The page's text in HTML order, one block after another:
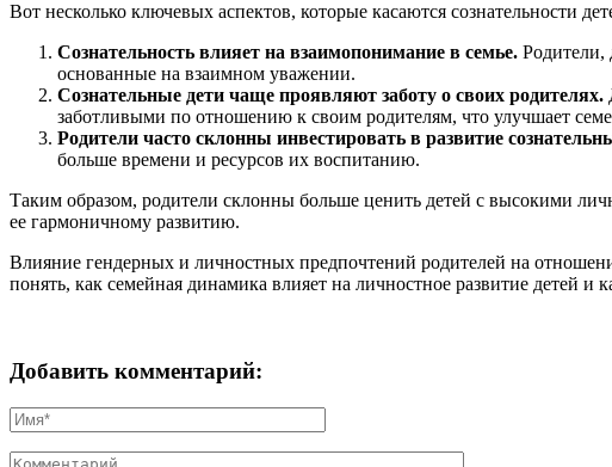
Вот несколько ключевых аспектов, которые касаются сознательности
Сознательность влияет на взаимопонимание в семье. Родители,
основанные на взаимном уважении.
Сознательные дети чаще проявляют заботу о своих родителях.
заботливыми по отношению к своим родителям, что улучшает
Родители часто склонны инвестировать в развитие
больше времени и ресурсов их воспитанию.
Таким образом, родители склонны больше ценить детей с высокими
ее гармоничному развитию.
Влияние гендерных и личностных предпочтений родителей на
понять, как семейная динамика влияет на личностное развитие детей и
Добавить комментарий: